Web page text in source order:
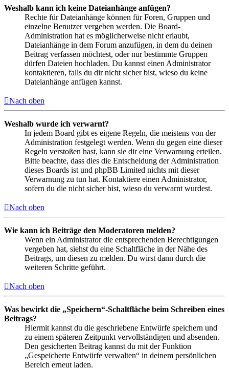
Weshalb kann ich keine Dateianhänge anfügen?
Rechte für Dateianhänge können für Foren, Gruppen und
einzelne Benutzer vergeben werden. Die Board-
Administration hat es möglicherweise nicht erlaubt,
Dateianhänge in dem Forum anzufügen, in dem du deinen
Beitrag verfassen möchtest, oder nur bestimmte Gruppen
dürfen Dateien hochladen. Du kannst einen Administrator
kontaktieren, falls du dir nicht sicher bist, wieso du keine
Dateianhänge anfügen kannst.
Nach oben
Weshalb wurde ich verwarnt?
In jedem Board gibt es eigene Regeln, die meistens von der
Administration festgelegt werden. Wenn du gegen eine dieser
Regeln verstoßen hast, kann sie dir eine Verwarnung erteilen.
Bitte beachte, dass dies die Entscheidung der Administration
dieses Boards ist und phpBB Limited nichts mit dieser
Verwarnung zu tun hat. Kontaktiere einen Administrator,
sofern du die nicht sicher bist, wieso du verwarnt wurdest.
Nach oben
Wie kann ich Beiträge den Moderatoren melden?
Wenn ein Administrator die entsprechenden Berechtigungen
vergeben hat, siehst du eine Schaltfläche in der Nähe des
Beitrags, um diesen zu melden. Du wirst dann durch die
weiteren Schritte geführt.
Nach oben
Was bewirkt die „Speichern“-Schaltfläche beim Schreiben eines
Beitrags?
Hiermit kannst du die geschriebene Entwürfe speichern und
zu einem späteren Zeitpunkt vervollständigen und absenden.
Den gesicherten Beitrag kannst du mit der Funktion
„Gespeicherte Entwürfe verwalten“ in deinem persönlichen
Bereich erneut laden.